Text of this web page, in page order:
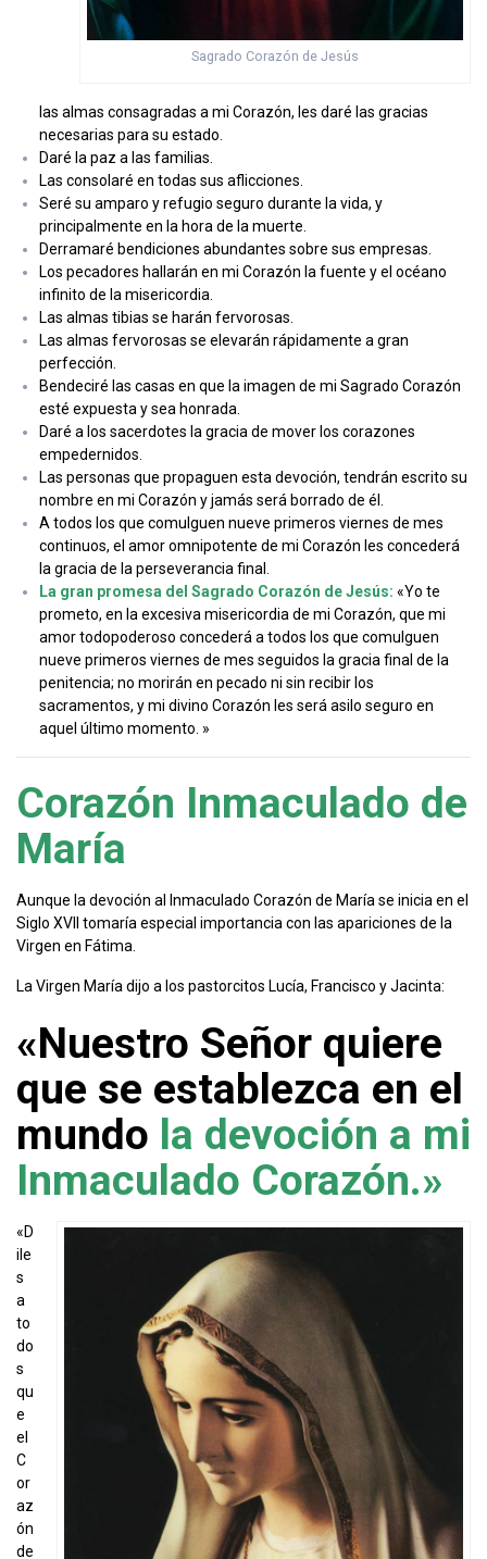
Sagrado Corazón de Jesús
las almas consagradas a mi Corazón, les daré las gracias
necesarias para su estado.
Daré la paz a las familias.
Las consolaré en todas sus aflicciones.
Seré su amparo y refugio seguro durante la vida, y
principalmente en la hora de la muerte.
Derramaré bendiciones abundantes sobre sus empresas.
Los pecadores hallarán en mi Corazón la fuente y el océano
infinito de la misericordia.
Las almas tibias se harán fervorosas.
Las almas fervorosas se elevarán rápidamente a gran
perfección.
Bendeciré las casas en que la imagen de mi Sagrado Corazón
esté expuesta y sea honrada.
Daré a los sacerdotes la gracia de mover los corazones
empedernidos.
Las personas que propaguen esta devoción, tendrán escrito su
nombre en mi Corazón y jamás será borrado de él.
A todos los que comulguen nueve primeros viernes de mes
continuos, el amor omnipotente de mi Corazón les concederá
la gracia de la perseverancia final.
La gran promesa del Sagrado Corazón de Jesús: «Yo te
prometo, en la excesiva misericordia de mi Corazón, que mi
amor todopoderoso concederá a todos los que comulguen
nueve primeros viernes de mes seguidos la gracia final de la
penitencia; no morirán en pecado ni sin recibir los
sacramentos, y mi divino Corazón les será asilo seguro en
aquel último momento. »
Corazón Inmaculado de
María
Aunque la devoción al Inmaculado Corazón de María se inicia en el
Siglo XVII tomaría especial importancia con las apariciones de la
Virgen en Fátima.
La Virgen María dijo a los pastorcitos Lucía, Francisco y Jacinta:
«Nuestro Señor quiere
que se establezca en el
mundo la devoción a mi
Inmaculado Corazón.»
«D
ile
s
a
to
do
s
qu
e
el
C
or
az
ón
de